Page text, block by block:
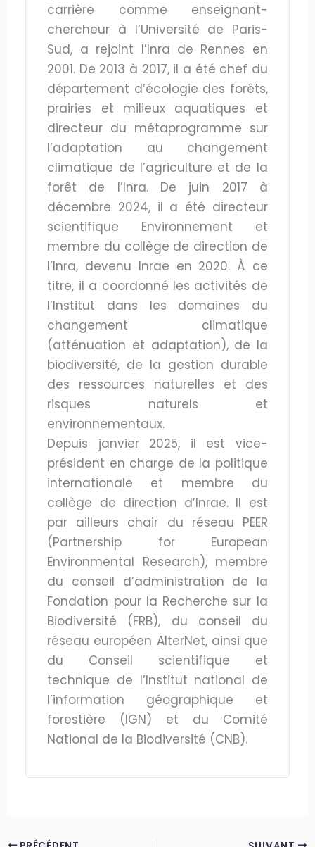
carrière comme enseignant-
chercheur à l’Université de Paris-
Sud, a rejoint l’Inra de Rennes en
2001. De 2013 à 2017, il a été chef du
département d’écologie des forêts,
prairies et milieux aquatiques et
directeur du métaprogramme sur
l’adaptation au changement
climatique de l’agriculture et de la
forêt de l’Inra. De juin 2017 à
décembre 2024, il a été directeur
scientifique Environnement et
membre du collège de direction de
l’Inra, devenu Inrae en 2020. À ce
titre, il a coordonné les activités de
l’Institut dans les domaines du
changement climatique
(atténuation et adaptation), de la
biodiversité, de la gestion durable
des ressources naturelles et des
risques naturels et
environnementaux.
Depuis janvier 2025, il est vice-
président en charge de la politique
internationale et membre du
collège de direction d’Inrae. Il est
par ailleurs chair du réseau PEER
(Partnership for European
Environmental Research), membre
du conseil d’administration de la
Fondation pour la Recherche sur la
Biodiversité (FRB), du conseil du
réseau européen AlterNet, ainsi que
du Conseil scientifique et
technique de l’Institut national de
l’information géographique et
forestière (IGN) et du Comité
National de la Biodiversité (CNB).